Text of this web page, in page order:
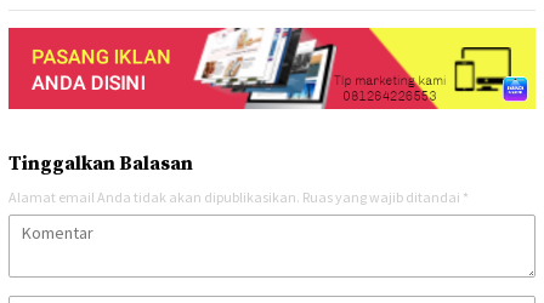
Tinggalkan Balasan
Alamat email Anda tidak akan dipublikasikan. Ruas yang wajib ditandai *